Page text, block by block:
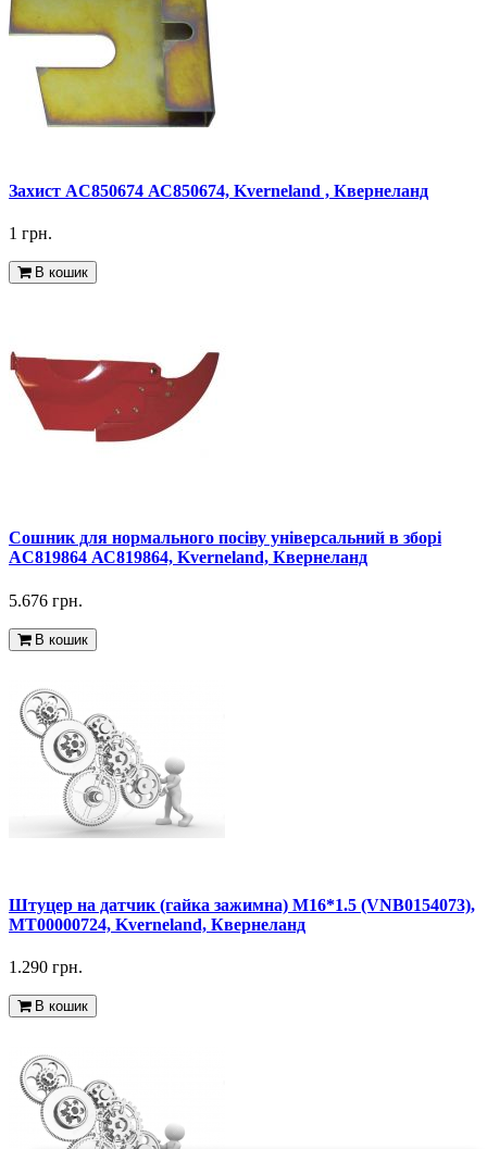
Захист AC850674 АС850674, Kverneland , Квернеланд
1 грн.
В кошик
Сошник для нормального посіву універсальний в зборі
AC819864 АС819864, Kverneland, Квернеланд
5.676 грн.
В кошик
Штуцер на датчик (гайка зажимна) M16*1.5 (VNB0154073),
MT00000724, Kverneland, Квернеланд
1.290 грн.
В кошик